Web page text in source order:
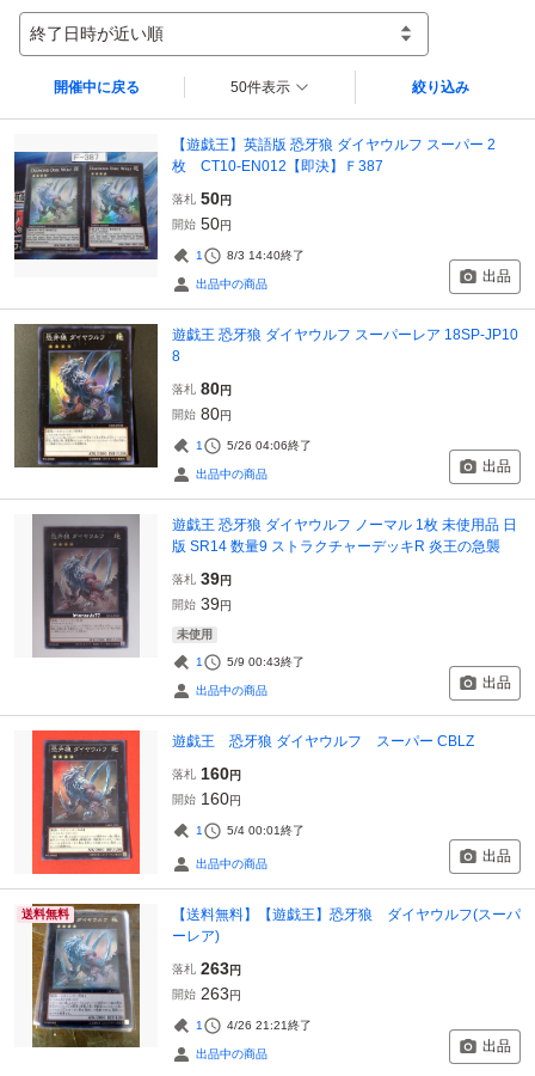
終了日時が近い順
開催中に戻る 50件表示 絞り込み
【遊戯王】英語版 恐牙狼 ダイヤウルフ スーパー 2
枚 CT10-EN012【即決】Ｆ387
落札 50円
開始 50円
1 8/3 14:40終了
出品中の商品 出品
遊戯王 恐牙狼 ダイヤウルフ スーパーレア 18SP-JP10
8
落札 80円
開始 80円
1 5/26 04:06終了
出品中の商品 出品
遊戯王 恐牙狼 ダイヤウルフ ノーマル 1枚 未使用品 日
版 SR14 数量9 ストラクチャーデッキR 炎王の急襲
落札 39円
開始 39円
未使用
1 5/9 00:43終了
出品中の商品 出品
遊戯王 恐牙狼 ダイヤウルフ スーパー CBLZ
落札 160円
開始 160円
1 5/4 00:01終了
出品中の商品 出品
送料無料
【送料無料】【遊戯王】恐牙狼 ダイヤウルフ(スーパ
ーレア)
落札 263円
開始 263円
1 4/26 21:21終了
出品中の商品 出品